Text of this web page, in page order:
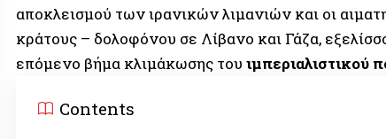
αποκλεισμού των ιρανικών λιμανιών και οι
κράτους – δολοφόνου σε Λίβανο και Γάζα,
επόμενο βήμα κλιμάκωσης του ιμπεριαλιστικού
Contents